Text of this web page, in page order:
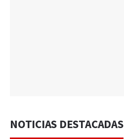
NOTICIAS DESTACADAS